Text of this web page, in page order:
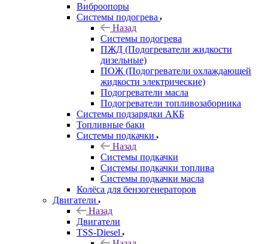
Виброопоры
Системы подогрева
Назад
Системы подогрева
ПЖД (Подогреватели жидкости
дизельные)
ПОЖ (Подогреватели охлаждающей
жидкости электрические)
Подогреватели масла
Подогреватели топливозаборника
Системы подзарядки АКБ
Топливные баки
Системы подкачки
Назад
Системы подкачки
Системы подкачки топлива
Системы подкачки масла
Колёса для бензогенераторов
Двигатели
Назад
Двигатели
TSS-Diesel